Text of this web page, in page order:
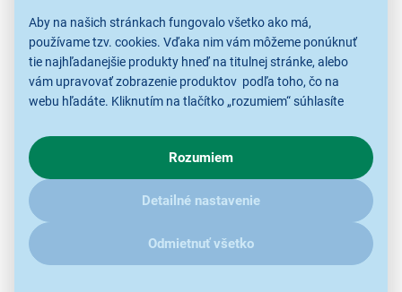
Aby na našich stránkach fungovalo všetko ako má,
používame tzv. cookies. Vďaka nim vám môžeme ponúknuť
tie najhľadanejšie produkty hneď na titulnej stránke, alebo
vám upravovať zobrazenie produktov podľa toho, čo na
webu hľadáte. Kliknutím na tlačítko „rozumiem“ súhlasíte
o chovaní na webe pre zobrazovaní cielených reklám.
V prípade že vás zaujímajú detaily, ako u nás s cookies a
ďalšími údaji pracujeme, kliknitesem.
Rozumiem
Detailné nastavenie
Odmietnuť všetko
Samoostriace čepele
pre dlhodobý výkon
pôvodnú ostrosť. Zastrihávač vlasov Rowenta